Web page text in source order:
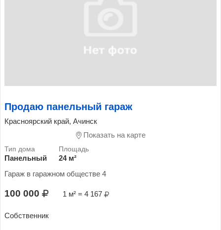
Продаю панельный гараж
Красноярский край, Ачинск
Показать на карте
Панельный
24 м²
Гараж в гаражном обществе 4
100 000 1 м² = 4 167
Собственник